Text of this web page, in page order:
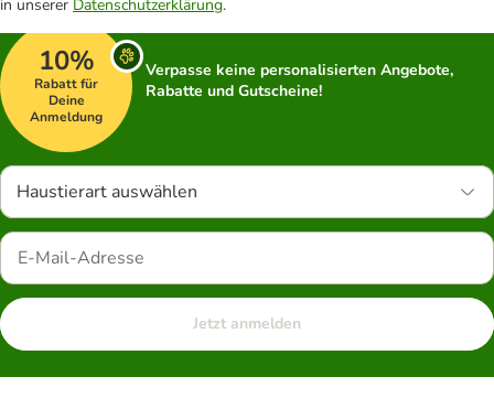
in unserer Datenschutzerklärung.
10%
Rabatt für
Deine
Anmeldung
Verpasse keine personalisierten Angebote,
Rabatte und Gutscheine!
Haustierart auswählen
Jetzt anmelden